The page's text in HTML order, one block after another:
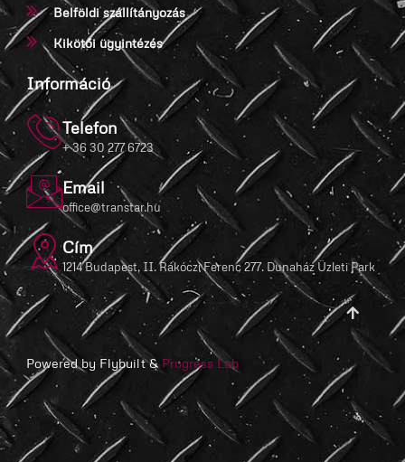
Belföldi szállítányozás
Kikötői ügyintézés
Információ
Telefon
+ 36 30 277 6723
Email
office@transtar.hu
Cím
1214 Budapest, II. Rákóczi Ferenc 277. Dunaház Üzleti Park
Powered by Flybuilt & Progress Lab